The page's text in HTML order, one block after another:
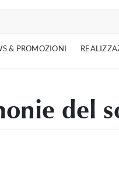
& PROMOZIONI
del